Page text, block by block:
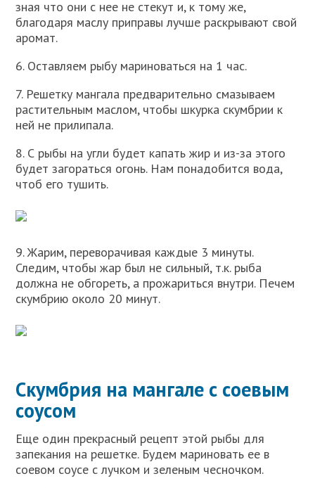
зная что они с нее не стекут и, к тому же,
благодаря маслу приправы лучше раскрывают свой
аромат.
6. Оставляем рыбу мариноваться на 1 час.
7. Решетку мангала предварительно смазываем
растительным маслом, чтобы шкурка скумбрии к
ней не прилипала.
8. С рыбы на угли будет капать жир и из-за этого
будет загораться огонь. Нам понадобится вода,
чтоб его тушить.
9. Жарим, переворачивая каждые 3 минуты.
Следим, чтобы жар был не сильный, т.к. рыба
должна не обгореть, а прожариться внутри. Печем
скумбрию около 20 минут.
Скумбрия на мангале с соевым
соусом
Еще один прекрасный рецепт этой рыбы для
запекания на решетке. Будем мариновать ее в
соевом соусе с лучком и зеленым чесночком.